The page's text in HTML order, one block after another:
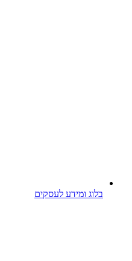
בלוג ומידע לעסקים